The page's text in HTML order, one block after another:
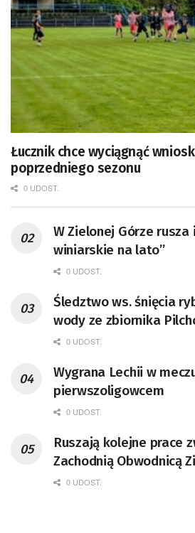
Łucznik chce wyciągnąć
poprzedniego sezonu
0 UDOST.
W Zielonej Górze
winiarskie na lato”
0 UDOST.
Śledztwo ws. śnięcia
wody ze zbiornika
0 UDOST.
Wygrana Lechii w
pierwszoligowcem
0 UDOST.
Ruszają kolejne prace
Zachodnią Obwodnicą
0 UDOST.